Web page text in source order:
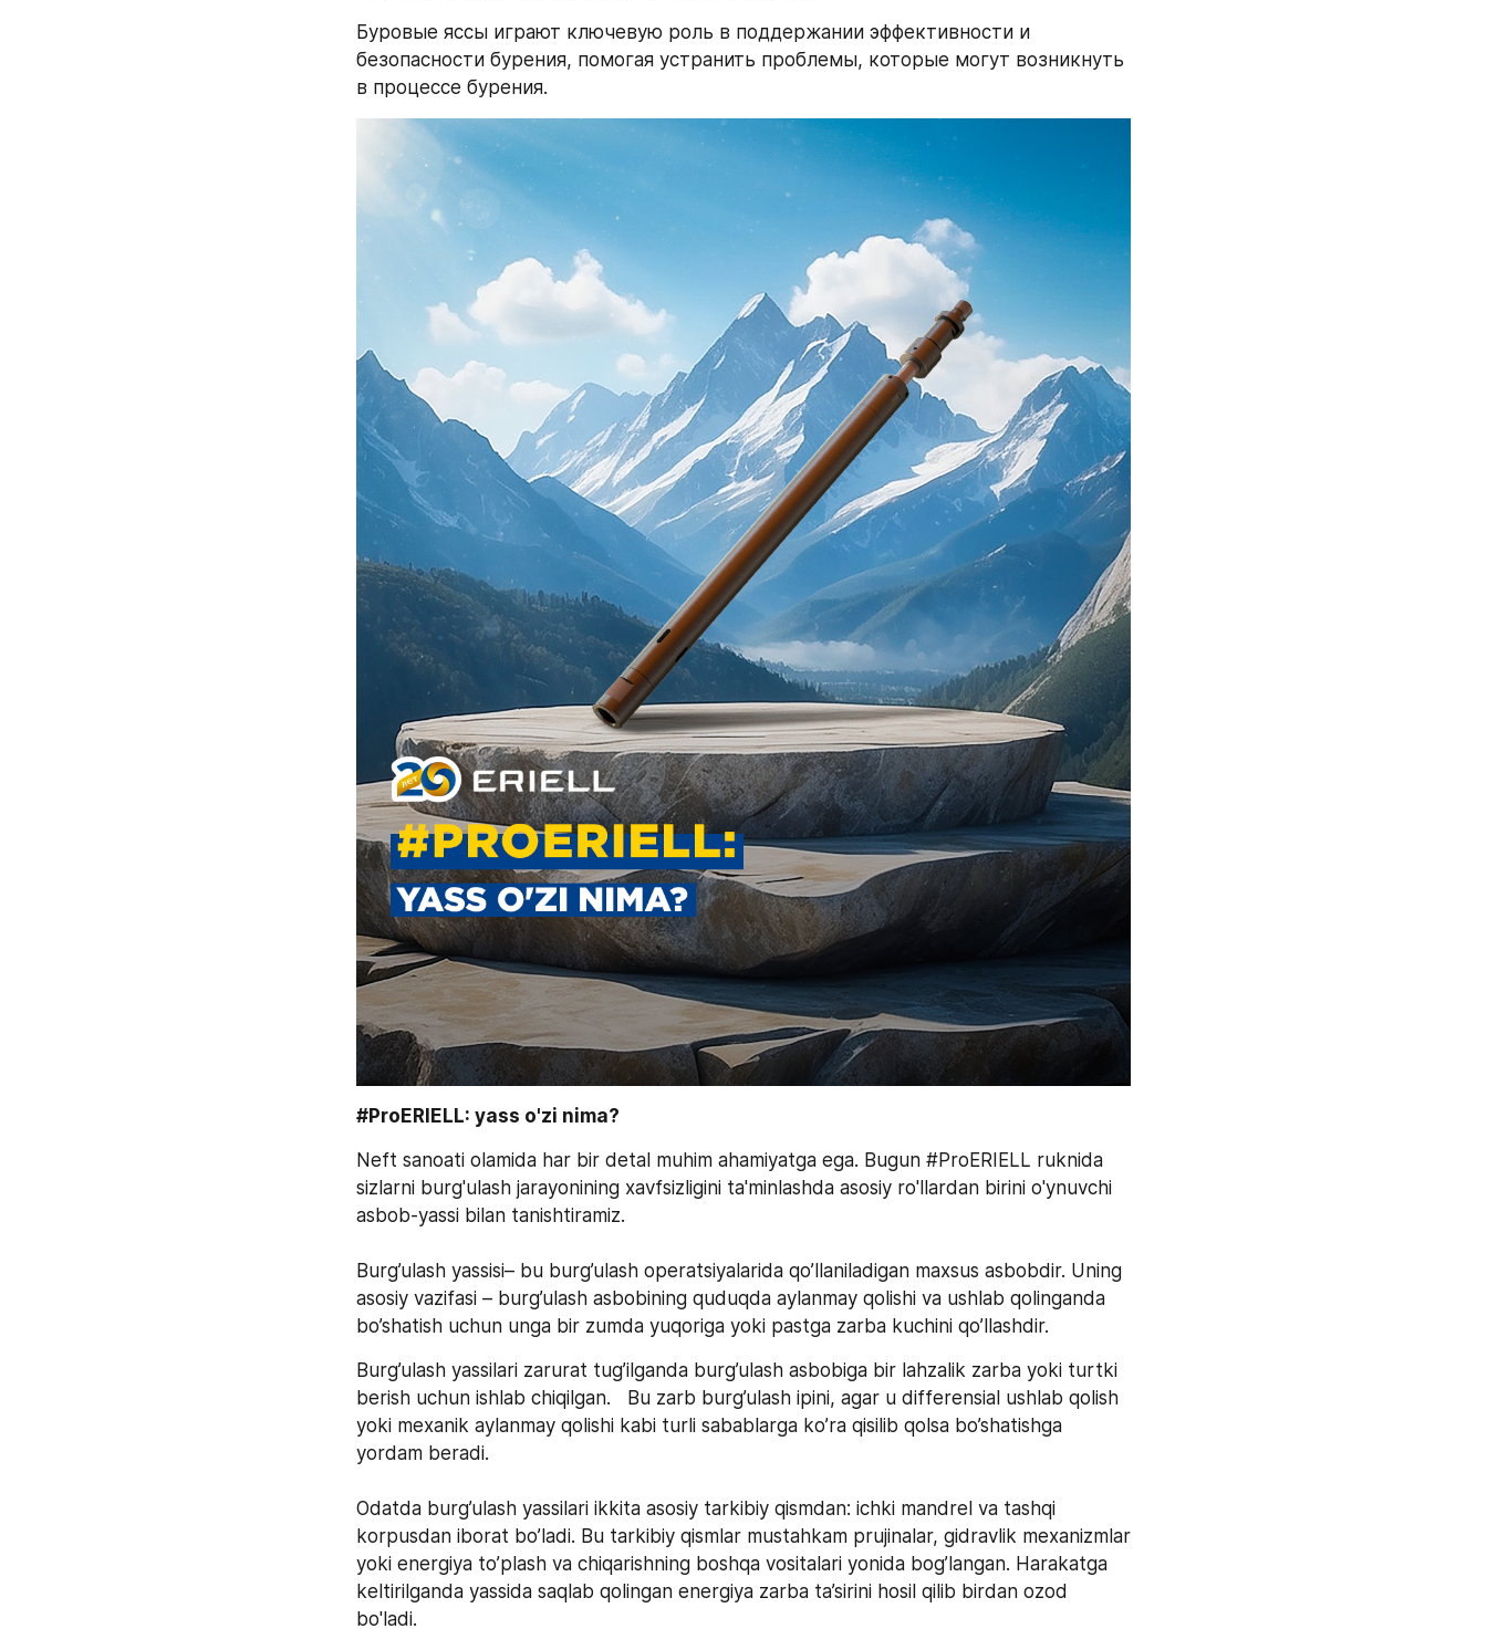
Буровые яссы играют ключевую роль в поддержании эффективности и
безопасности бурения, помогая устранить проблемы, которые могут возникнуть
в процессе бурения.
#ProERIELL: yass o'zi nima?
Neft sanoati olamida har bir detal muhim ahamiyatga ega. Bugun #ProERIELL ruknida
sizlarni burg'ulash jarayonining xavfsizligini ta'minlashda asosiy ro'llardan birini o'ynuvchi
asbob-yassi bilan tanishtiramiz.
Burg’ulash yassisi– bu burg’ulash operatsiyalarida qo’llaniladigan maxsus asbobdir. Uning
asosiy vazifasi – burg’ulash asbobining quduqda aylanmay qolishi va ushlab qolinganda
bo’shatish uchun unga bir zumda yuqoriga yoki pastga zarba kuchini qo’llashdir.
Burg’ulash yassilari zarurat tug’ilganda burg’ulash asbobiga bir lahzalik zarba yoki turtki
berish uchun ishlab chiqilgan.   Bu zarb burg’ulash ipini, agar u differensial ushlab qolish
yoki mexanik aylanmay qolishi kabi turli sabablarga ko’ra qisilib qolsa bo’shatishga
yordam beradi.
Odatda burg’ulash yassilari ikkita asosiy tarkibiy qismdan: ichki mandrel va tashqi
korpusdan iborat bo’ladi. Bu tarkibiy qismlar mustahkam prujinalar, gidravlik mexanizmlar
yoki energiya to’plash va chiqarishning boshqa vositalari yonida bog’langan. Harakatga
keltirilganda yassida saqlab qolingan energiya zarba ta’sirini hosil qilib birdan ozod
bo'ladi.